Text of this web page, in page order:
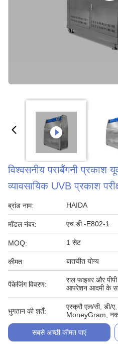
विश्वसनीय पराबैंगनी प्रकाश
व्यावसायिक UVB प्रकाश
ब्रांड नाम: HAIDA
मॉडल नंबर: एच.डी.-E802-1
MOQ: 1 सेट
कीमत: बातचीत योग्य
पैकेजिंग विवरण:
राल फाइबर और
आपरेशन आदमी के
भुगतान की शर्तें:
एस्क्रौ एल/सी, डी/ए,
MoneyGram,
सबसे अच्छी कीमत पाएं